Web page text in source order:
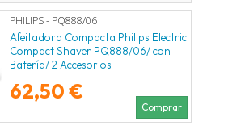
PHILIPS - PQ888/06
Afeitadora Compacta Philips Electric
Compact Shaver PQ888/06/ con
Batería/ 2 Accesorios
62,50 €
Comprar